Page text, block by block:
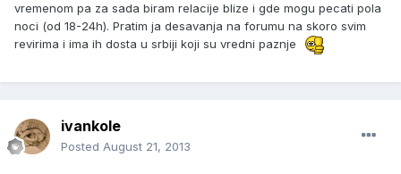
vremenom pa za sada biram relacije blize i gde mogu pecati pola
noci (od 18-24h). Pratim ja desavanja na forumu na skoro svim
revirima i ima ih dosta u srbiji koji su vredni paznje
ivankole
Posted August 21, 2013